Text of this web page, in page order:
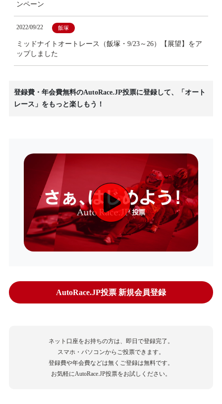
ンペーン
2022/09/22 飯塚
ミッドナイトオートレース（飯塚・9/23～26）【展望】をア
ップしました
登録費・年会費無料のAutoRace.JP投票に登録して、「オート
レース」をもっと楽しもう！
AutoRace.JP投票 新規会員登録
ネット口座をお持ちの方は、即日で登録完了。
スマホ・パソコンからご投票できます。
登録費や年会費などは無くご登録は無料です。
お気軽にAutoRace.JP投票をお試しください。